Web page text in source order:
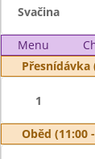
Svačina
Menu
Přesnídávka
1
Oběd (11:00